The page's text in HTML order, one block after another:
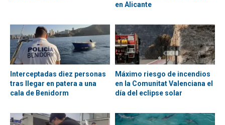
en Alicante
Interceptadas diez personas
tras llegar en patera a una
cala de Benidorm
Máximo riesgo de incendios
en la Comunitat Valenciana el
día del eclipse solar